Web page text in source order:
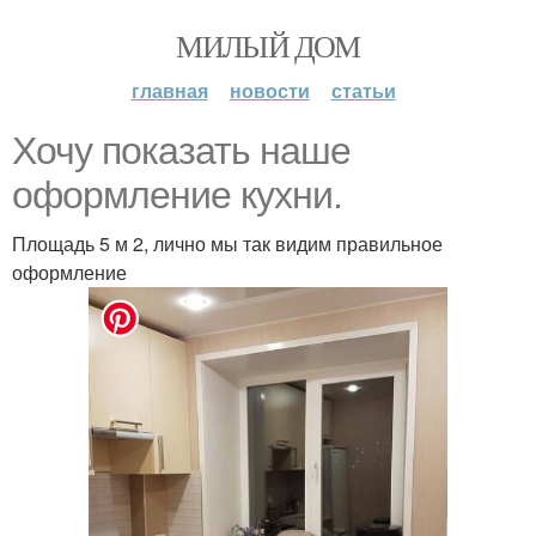
МИЛЫЙ ДОМ
главная новости статьи
Хочу показать наше
оформление кухни.
Площадь 5 м 2, лично мы так видим правильное
оформление